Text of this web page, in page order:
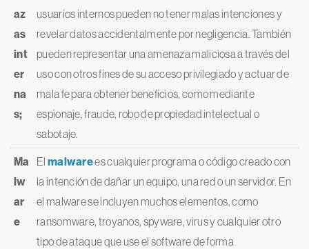
az
as
int
er
na
s;
usuarios internos pueden no tener malas intenciones y
revelar datos accidentalmente por negligencia. También
pueden representar una amenaza maliciosa a través del
uso con otros fines de su acceso privilegiado y actuar de
mala fe para obtener beneficios, como mediante
espionaje, fraude, robo de propiedad intelectual o
sabotaje.
Ma
lw
ar
e
El malwarees cualquier programa o código creado con
la intención de dañar un equipo, una red o un servidor. En
el malware se incluyen muchos elementos, como
ransomware, troyanos, spyware, virus y cualquier otro
tipo de ataque que use el software de forma